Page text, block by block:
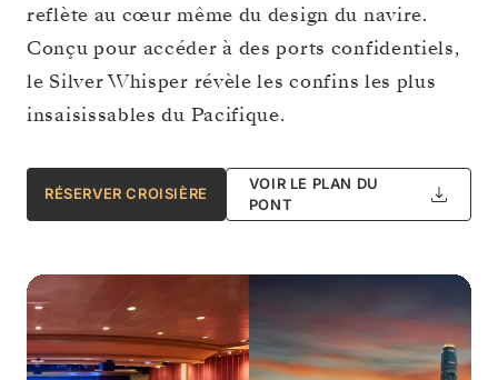
reflète au cœur même du design du navire.
Conçu pour accéder à des ports confidentiels,
le Silver Whisper révèle les confins les plus
insaisissables du Pacifique.
RÉSERVER CROISIÈRE
VOIR LE PLAN DU
PONT